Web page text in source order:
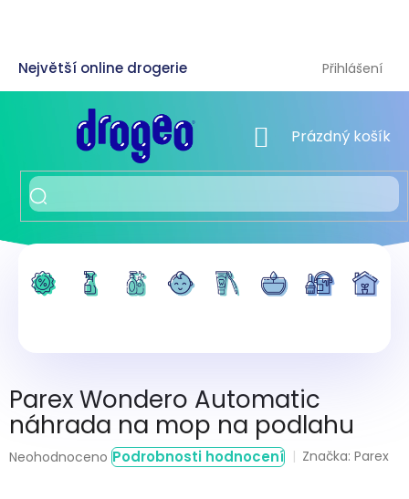
Přihlášení
NÁKUPNÍ KOŠÍK
Prázdný košík
Parex Wondero Automatic
náhrada na mop na podlahu
Průměrné
Neohodnoceno Podrobnosti hodnocení Značka:Parex